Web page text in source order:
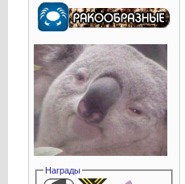
Награды